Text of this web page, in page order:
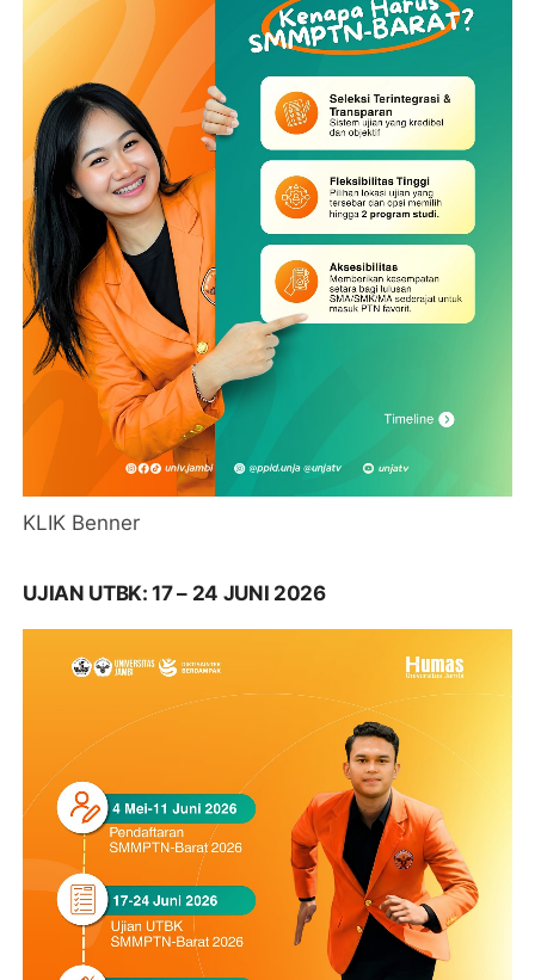
KLIK Benner
UJIAN UTBK: 17 – 24 JUNI 2026